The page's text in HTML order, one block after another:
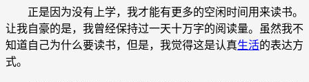
正是因为没有上学，我才能有更多的空闲时间用来读书。
让我自豪的是，我曾经保持过一天十万字的阅读量。虽然我不
知道自己为什么要读书，但是，我觉得这是认真生活的表达方
式。